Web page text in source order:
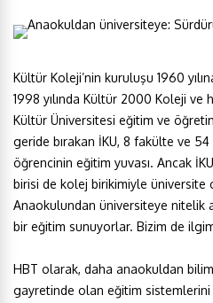
Kültür Koleji’nin kuruluşu 1960
1998 yılında Kültür 2000 Koleji ve
Kültür Üniversitesi eğitim ve öğretim
geride bırakan İKU, 8 fakülte ve
öğrencinin eğitim yuvası. Ancak
birisi de kolej birikimiyle üniversite
Anaokulundan üniversiteye nitelik
bir eğitim sunuyorlar. Bizim de
HBT olarak, daha anaokuldan
gayretinde olan eğitim